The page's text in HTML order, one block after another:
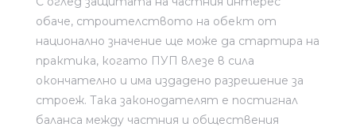
обаче, строителството на обект от
национално значение ще може да стартира на
практика, когато ПУП влезе в сила
окончателно и има издадено разрешение за
строеж. Така законодателят е постигнал
баланса между частния и обществения